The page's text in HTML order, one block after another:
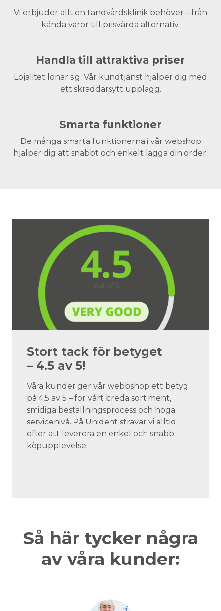
Vi erbjuder allt en tandvårdsklinik behöver – från
kända varor till prisvärda alternativ.
Handla till attraktiva priser
Lojalitet lönar sig. Vår kundtjänst hjälper dig med
ett skräddarsytt upplägg.
Smarta funktioner
De många smarta funktionerna i vår webshop
hjälper dig att snabbt och enkelt lägga din order.
Stort tack för betyget
– 4.5 av 5!
Våra kunder ger vår webbshop ett betyg
på 4,5 av 5 – för vårt breda sortiment,
smidiga beställningsprocess och höga
servicenivå. På Unident strävar vi alltid
efter att leverera en enkel och snabb
köpupplevelse.
Så här tycker några
av våra kunder: